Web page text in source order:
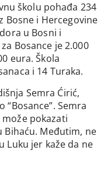
školu pohađa 234
Bosne i Hercegovine
u Bosni i
Bosance je 2.000
eura. Škola
i 14 Turaka.
Semra Ćirić,
Semra
pokazati
Bihaću. Međutim, ne
Luku jer kaže da ne